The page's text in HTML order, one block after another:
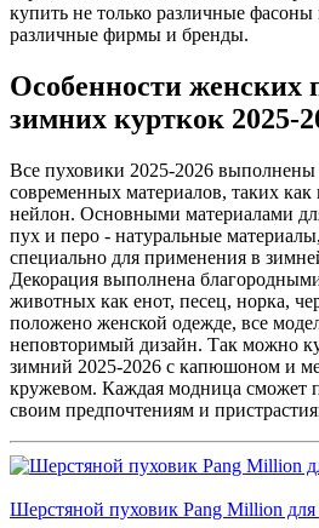
купить не только различные
различные фирмы и бренды.
Особенности женских
зимних курткок 2025-
Все пуховики 2025-2026 выполнены
современных материалов, таких как
нейлон. Основными материалами
пух и перо - натуральные
специально для применения в
Декорация выполнена
животных как енот, песец, норка,
положено женской одежде, все
неповторимый дизайн. Так можно
зимний 2025-2026 с капюшоном и
кружевом. Каждая модница сможет
своим предпочтениям и
Шерстяной пуховик Pang Million